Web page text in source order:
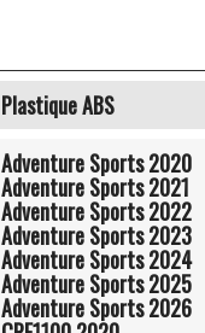
Plastique ABS
Adventure Sports 2020
Adventure Sports 2021
Adventure Sports 2022
Adventure Sports 2023
Adventure Sports 2024
Adventure Sports 2025
Adventure Sports 2026